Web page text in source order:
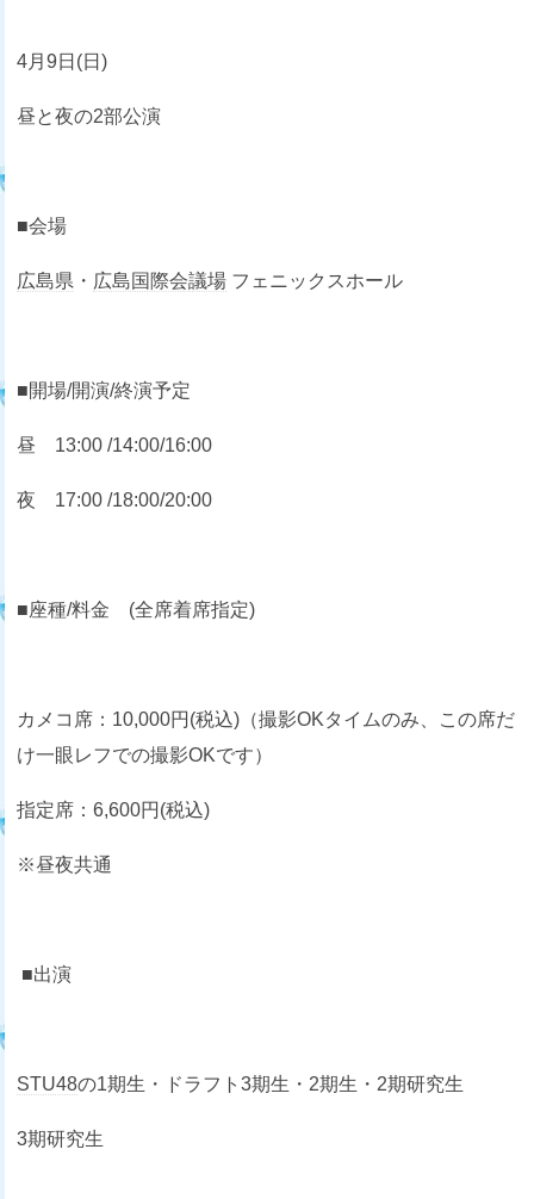
4月9日(日)
昼と夜の2部公演
■会場
広島県 ・ 広島国際会議場フェニックスホール
■開場/開演/終演予定
昼 13:00 /14:00/16:00
夜 17:00 /18:00/20:00
■座種/料金 (全席着席指定)
カメコ席：10,000円(税込)（撮影OKタイムのみ、この席だ
け一眼レフでの撮影OKです）
指定席：6,600円(税込)
※昼夜共通
■出演
STU48の1期生・ドラフト3期生・2期生・2期研究生
3期研究生